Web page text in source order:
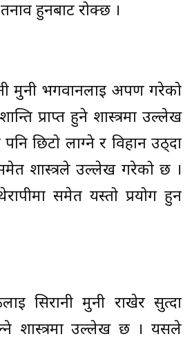
हुनबाट रोक्छ ।
मुनी भगवानलाई अर्पण गरेको
प्राप्त हुने शास्त्रमा उल्लेख
पनि छिटो लाग्ने र विहान उठ्दा
शास्त्रले उल्लेख गरेको छ ।
समेत यस्तो प्रयोग हुन
सिरानी मुनी राखेर सुत्दा
शास्त्रमा उल्लेख छ । यसले